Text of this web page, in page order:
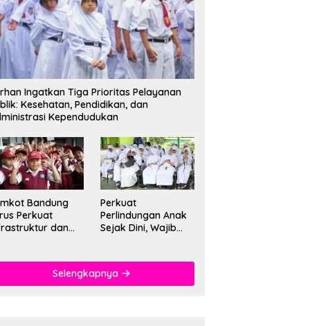
Ingatkan Tiga Prioritas Pelayanan
Kesehatan, Pendidikan, dan
Kependudukan
Bandung
Perkuat
dan
Perkuat
Perlindungan Anak
Sejak Dini, Wajib
Kekerasan
Selengkapnya